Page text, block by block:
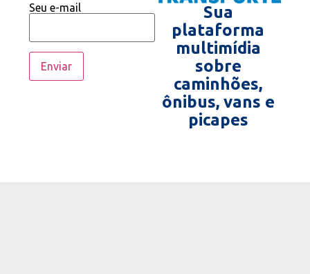
Sua
plataforma
multimídia
sobre
caminhões,
ônibus, vans e
picapes
Seu e-mail